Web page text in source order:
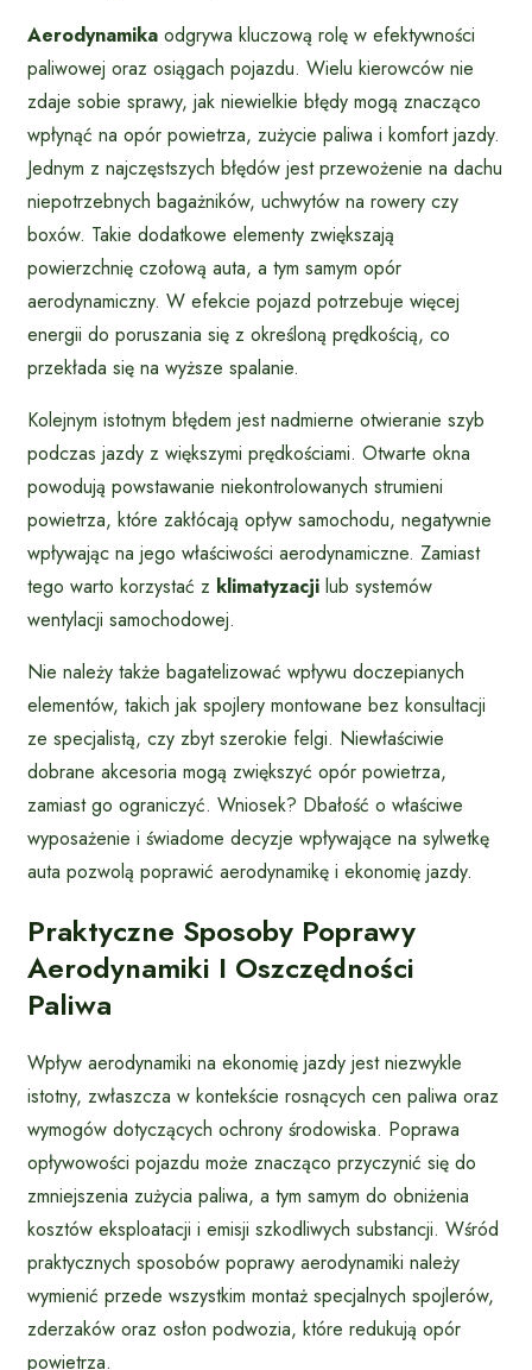
Aerodynamika odgrywa kluczową rolę w efektywności
paliwowej oraz osiągach pojazdu. Wielu kierowców nie
zdaje sobie sprawy, jak niewielkie błędy mogą znacząco
wpłynąć na opór powietrza, zużycie paliwa i komfort jazdy.
Jednym z najczęstszych błędów jest przewożenie na dachu
niepotrzebnych bagażników, uchwytów na rowery czy
boxów. Takie dodatkowe elementy zwiększają
powierzchnię czołową auta, a tym samym opór
aerodynamiczny. W efekcie pojazd potrzebuje więcej
energii do poruszania się z określoną prędkością, co
przekłada się na wyższe spalanie.
Kolejnym istotnym błędem jest nadmierne otwieranie szyb
podczas jazdy z większymi prędkościami. Otwarte okna
powodują powstawanie niekontrolowanych strumieni
powietrza, które zakłócają opływ samochodu, negatywnie
wpływając na jego właściwości aerodynamiczne. Zamiast
tego warto korzystać z klimatyzacji lub systemów
wentylacji samochodowej.
Nie należy także bagatelizować wpływu doczepianych
elementów, takich jak spojlery montowane bez konsultacji
ze specjalistą, czy zbyt szerokie felgi. Niewłaściwie
dobrane akcesoria mogą zwiększyć opór powietrza,
zamiast go ograniczyć. Wniosek? Dbałość o właściwe
wyposażenie i świadome decyzje wpływające na sylwetkę
auta pozwolą poprawić aerodynamikę i ekonomię jazdy.
Praktyczne Sposoby Poprawy
Aerodynamiki I Oszczędności
Paliwa
Wpływ aerodynamiki na ekonomię jazdy jest niezwykle
istotny, zwłaszcza w kontekście rosnących cen paliwa oraz
wymogów dotyczących ochrony środowiska. Poprawa
opływowości pojazdu może znacząco przyczynić się do
zmniejszenia zużycia paliwa, a tym samym do obniżenia
kosztów eksploatacji i emisji szkodliwych substancji. Wśród
praktycznych sposobów poprawy aerodynamiki należy
wymienić przede wszystkim montaż specjalnych spojlerów,
zderzaków oraz osłon podwozia, które redukują opór
powietrza.